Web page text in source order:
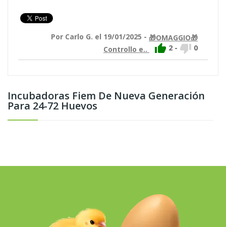
Incubadoras Fiem De Nueva Generación
Para 24-72 Huevos
Por Carlo G. el 19/01/2025 - 🎁OMAGGIO🎁
Controllo e..
 2 -  0